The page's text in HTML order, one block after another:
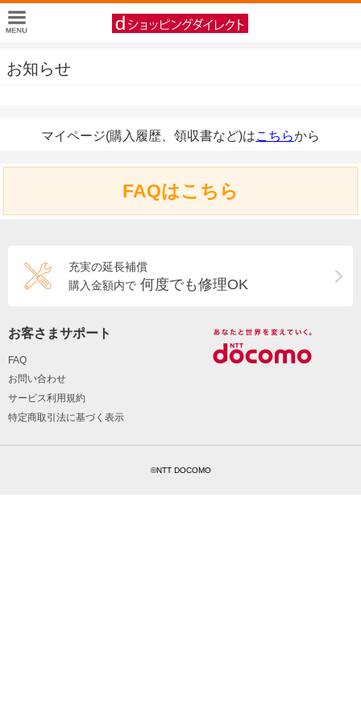
お知らせ
マイページ(購入履歴、領収書など)はこちらから
FAQはこちら
充実の延長補償
購入金額内で 何度でも修理OK
お客さまサポート
FAQ
お問い合わせ
サービス利用規約
特定商取引法に基づく表示
©NTT DOCOMO